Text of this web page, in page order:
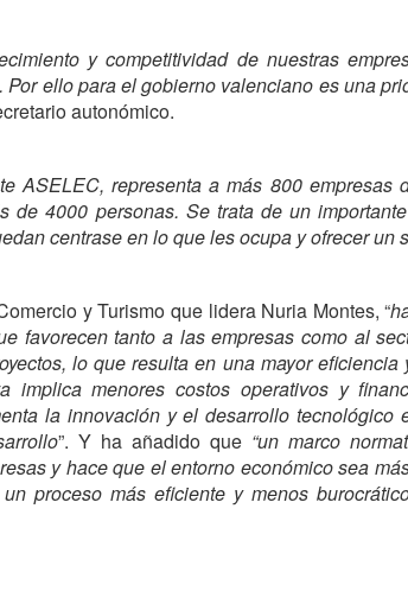
y competitividad de nuestras
ello para el gobierno valenciano es una
autonómico.
ASELEC, representa a más 800 empresas
4000 personas. Se trata de un
centrase en lo que les ocupa y ofrecer un
y Turismo que lidera Nuria Montes, “
favorecen tanto a las empresas como al
lo que resulta en una mayor
implica menores costos operativos y
la innovación y el desarrollo tecnológico
”. Y ha añadido que “un marco
y hace que el entorno económico sea
proceso más eficiente y menos